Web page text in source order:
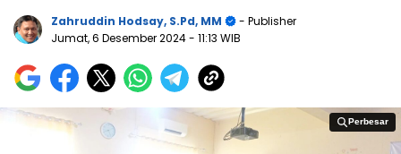
Zahruddin Hodsay, S.Pd, MM
- Publisher
Jumat, 6 Desember 2024- 11:13 WIB
Perbesar
Perbesar